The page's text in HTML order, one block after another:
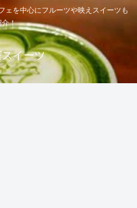
ェを中心にフルーツや映えスイーツも
介！
イーツ